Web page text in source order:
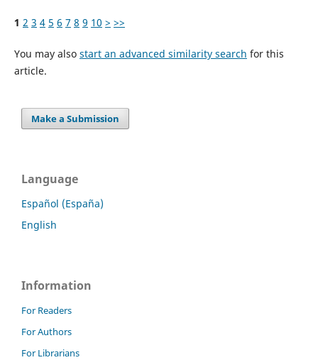
1 2 3 4 5 6 7 8 9 10 > >>
You may also start an advanced similarity search for this
article.
Make a Submission
Language
Español (España)
English
Information
For Readers
For Authors
For Librarians